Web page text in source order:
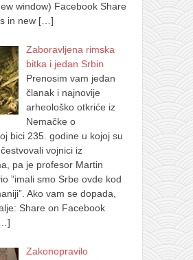
window) Facebook Share
in new […]
Zaboravljena rimska
bitka i jedan Srbin
Prenosim vam jedan
članak i najnovije
arheološko otkriće iz
Nemačke o
bici 235. godine u kojoj su
vojnici iz
pa je profesor Martin
”imali smo Srbe ovde kod
Ako vam se dopada,
Share on Facebook
Zakonopravilo